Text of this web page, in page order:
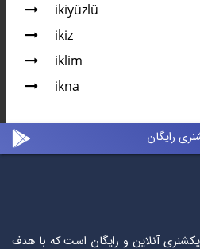
ikiyüzlü
ikiz
iklim
ikna
رایگان
آنلاین و رایگان است که با هدف